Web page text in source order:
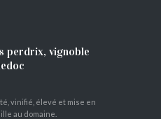
perdrix, vignoble
vinifié, élevé et mise en
au domaine.